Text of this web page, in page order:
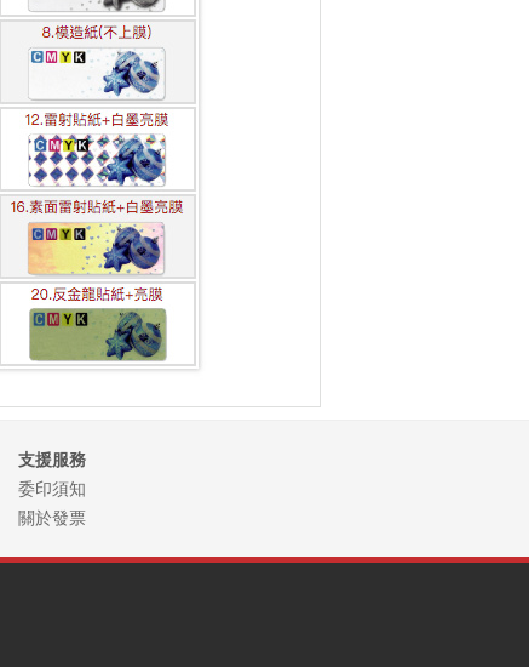
支援服務
委印須知
關於發票